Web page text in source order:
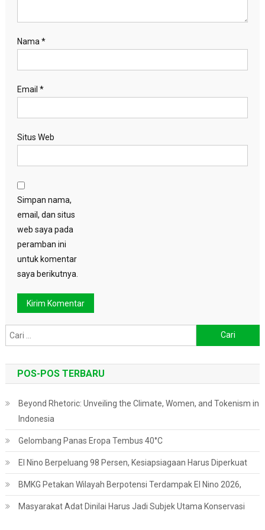
Nama *
Email *
Situs Web
Simpan nama,
email, dan situs
web saya pada
peramban ini
untuk komentar
saya berikutnya.
untuk:
POS-POS TERBARU
Beyond Rhetoric: Unveiling the Climate, Women, and Tokenism in
Indonesia
Gelombang Panas Eropa Tembus 40°C
El Nino Berpeluang 98 Persen, Kesiapsiagaan Harus Diperkuat
BMKG Petakan Wilayah Berpotensi Terdampak El Nino 2026,
Masyarakat Adat Dinilai Harus Jadi Subjek Utama Konservasi